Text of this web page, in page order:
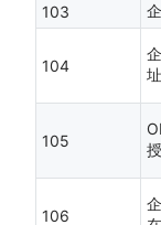
103
104
105
106